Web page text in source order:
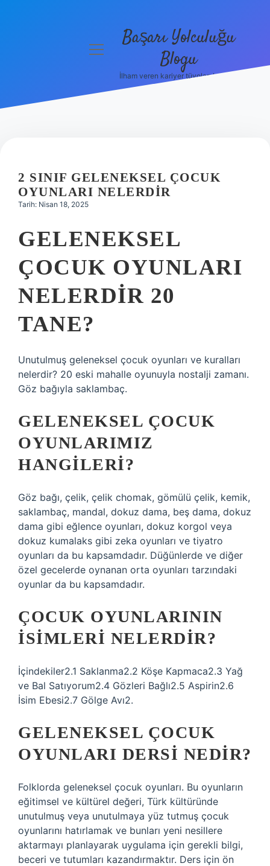
Hakkımızda
menüyüBaşarı Yolculuğu
Blogu
İlham veren kariyer tüyoları burada!
2 SINIF GELENEKSEL ÇOCUK
OYUNLARI NELERDIR
Tarih: Nisan 18, 2025
GELENEKSEL
ÇOCUK OYUNLARI
NELERDIR 20
TANE?
Unutulmuş geleneksel çocuk oyunları ve kuralları
nelerdir? 20 eski mahalle oyunuyla nostalji zamanı.
Göz bağıyla saklambaç.
GELENEKSEL ÇOCUK
OYUNLARIMIZ
HANGILERI?
Göz bağı, çelik, çelik chomak, gömülü çelik, kemik,
saklambaç, mandal, dokuz dama, beş dama, dokuz
dama gibi eğlence oyunları, dokuz korgol veya
dokuz kumalaks gibi zeka oyunları ve tiyatro
oyunları da bu kapsamdadır. Düğünlerde ve diğer
özel gecelerde oynanan orta oyunları tarzındaki
oyunlar da bu kapsamdadır.
ÇOCUK OYUNLARININ
ISIMLERI NELERDIR?
İçindekiler2.1 Saklanma2.2 Köşe Kapmaca2.3 Yağ
ve Bal Satıyorum2.4 Gözleri Bağlı2.5 Aspirin2.6
İsim Ebesi2.7 Gölge Avı2.
GELENEKSEL ÇOCUK
OYUNLARI DERSI NEDIR?
Folklorda geleneksel çocuk oyunları. Bu oyunların
eğitimsel ve kültürel değeri, Türk kültüründe
unutulmuş veya unutulmaya yüz tutmuş çocuk
oyunlarını hatırlamak ve bunları yeni nesillere
aktarmayı planlayarak uygulama için gerekli bilgi,
beceri ve tutumları kazandırmaktır. Ders için ön